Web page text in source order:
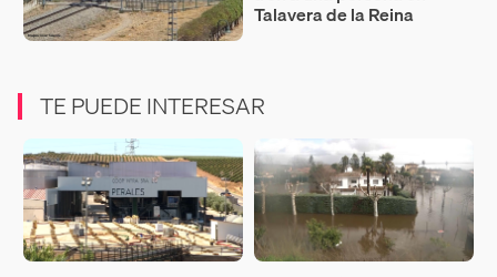
Talavera de la Reina
TE PUEDE INTERESAR